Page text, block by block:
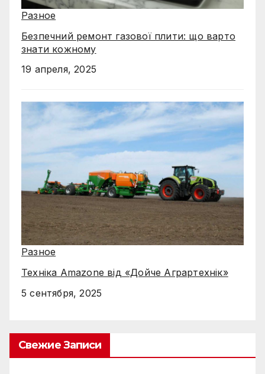
Разное
Безпечний ремонт газової плити: що варто
знати кожному
19 апреля, 2025
Разное
Техніка Amazone від «Дойче Аграртехнік»
5 сентября, 2025
Свежие Записи